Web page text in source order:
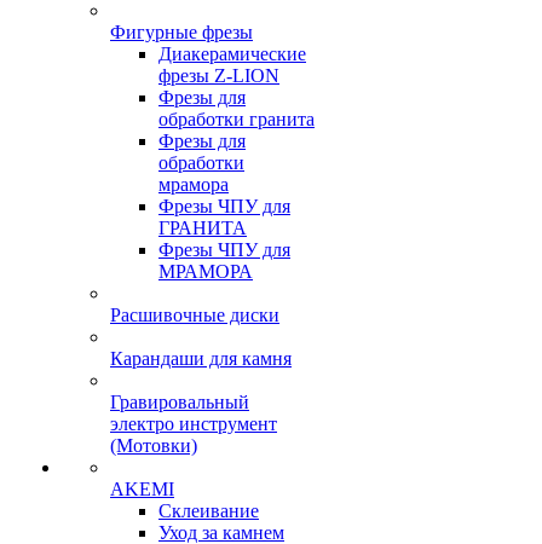
Фигурные фрезы
Диакерамические
фрезы Z-LION
Фрезы для
обработки гранита
Фрезы для
обработки
мрамора
Фрезы ЧПУ для
ГРАНИТА
Фрезы ЧПУ для
МРАМОРА
Расшивочные диски
Карандаши для камня
Гравировальный
электро инструмент
(Мотовки)
AKEMI
Склеивание
Уход за камнем